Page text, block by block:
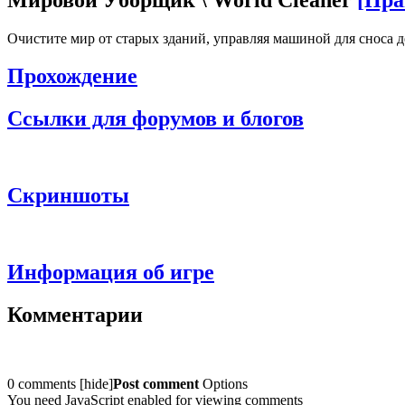
Очистите мир от старых зданий, управляя машиной для сноса
Прохождение
Ссылки для форумов и блогов
Скриншоты
Информация об игре
Комментарии
0 comments [hide]Post comment Options
You need JavaScript enabled for viewing comments